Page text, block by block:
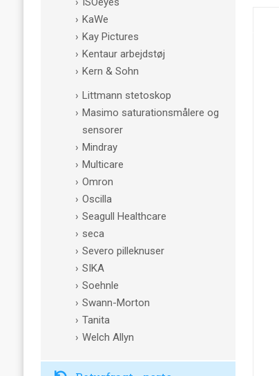
KaWe
Kay Pictures
Kentaur arbejdstøj
Kern & Sohn
Littmann stetoskop
Masimo saturationsmålere og
sensorer
Mindray
Multicare
Omron
Oscilla
Seagull Healthcare
seca
Severo pilleknuser
SIKA
Soehnle
Swann-Morton
Tanita
Welch Allyn